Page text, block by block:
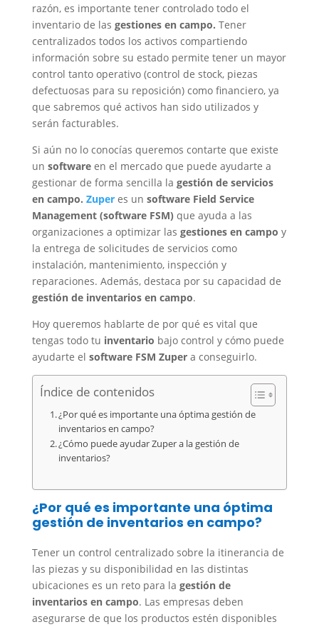
razón, es importante tener controlado todo el
inventario de las gestiones en campo. Tener
centralizados todos los activos compartiendo
información sobre su estado permite tener un mayor
control tanto operativo (control de stock, piezas
defectuosas para su reposición) como financiero, ya
que sabremos qué activos han sido utilizados y
serán facturables.
Si aún no lo conocías queremos contarte que existe
un softwareen el mercado que puede ayudarte a
gestionar de forma sencilla la gestión de servicios
en campo. Zuperes un software Field Service
Management (software FSM) que ayuda a las
organizaciones a optimizar las gestiones en campo y
la entrega de solicitudes de servicios como
instalación, mantenimiento, inspección y
reparaciones. Además, destaca por su capacidad de
gestión de inventarios en campo.
Hoy queremos hablarte de por qué es vital que
tengas todo tu inventario bajo control y cómo puede
ayudarte el software FSM Zupera conseguirlo.
Índice de contenidos
¿Por qué es importante una óptima gestión de
inventarios en campo?
¿Cómo puede ayudar Zuper a la gestión de
inventarios?
¿Por qué es importante una óptima
gestión de inventarios en campo?
Tener un control centralizado sobre la itinerancia de
las piezas y su disponibilidad en las distintas
ubicaciones es un reto para la gestión de
inventarios en campo. Las empresas deben
asegurarse de que los productos estén disponibles